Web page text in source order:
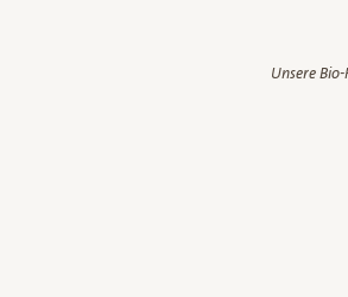
Unsere